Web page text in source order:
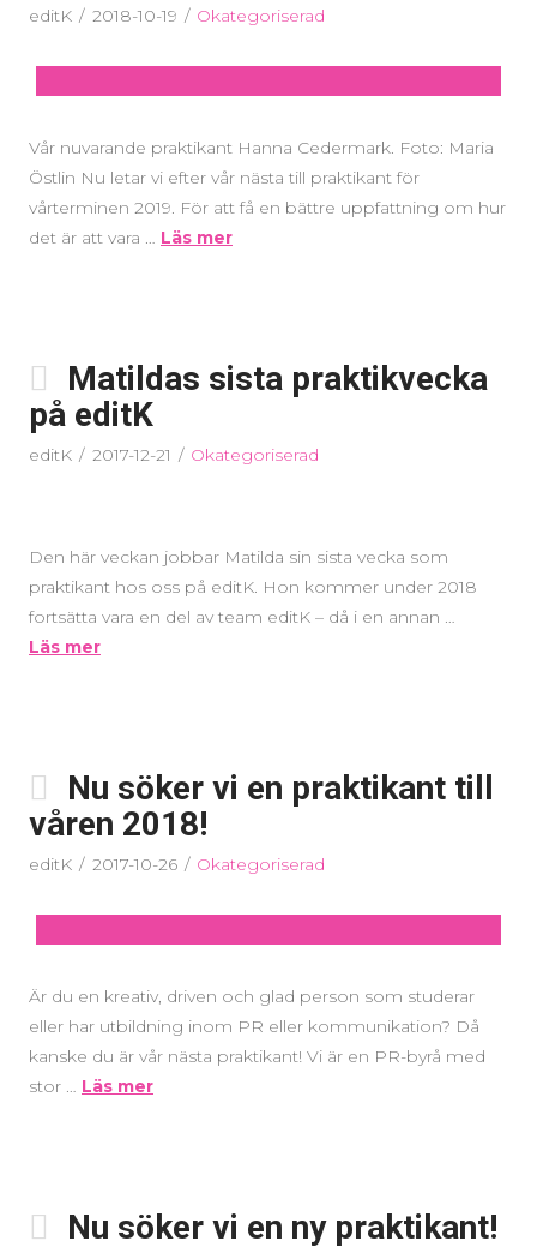
editK 2018-10-19 Okategoriserad
Vår nuvarande praktikant Hanna Cedermark. Foto: Maria
Östlin Nu letar vi efter vår nästa till praktikant för
vårterminen 2019. För att få en bättre uppfattning om hur
det är att vara … Läs mer
Matildas sista praktikvecka
på editK
editK 2017-12-21 Okategoriserad
Den här veckan jobbar Matilda sin sista vecka som
praktikant hos oss på editK. Hon kommer under 2018
fortsätta vara en del av team editK – då i en annan …
Läs mer
Nu söker vi en praktikant till
våren 2018!
editK 2017-10-26 Okategoriserad
Är du en kreativ, driven och glad person som studerar
eller har utbildning inom PR eller kommunikation? Då
kanske du är vår nästa praktikant! Vi är en PR-byrå med
stor … Läs mer
Nu söker vi en ny praktikant!